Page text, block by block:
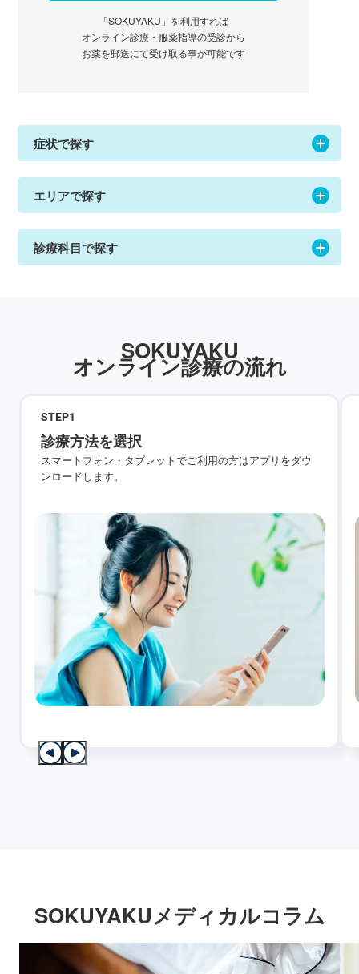
「SOKUYAKU」を利用すれば
オンライン診療・服薬指導の受診から
お薬を郵送にて受け取る事が可能です
症状で探す
エリアで探す
診療科目で探す
SOKUYAKU
オンライン診療の流れ
STEP1
診療方法を選択
スマートフォン・タブレットでご利用の方はアプリをダウ
ンロードします。
SOKUYAKUメディカルコラム